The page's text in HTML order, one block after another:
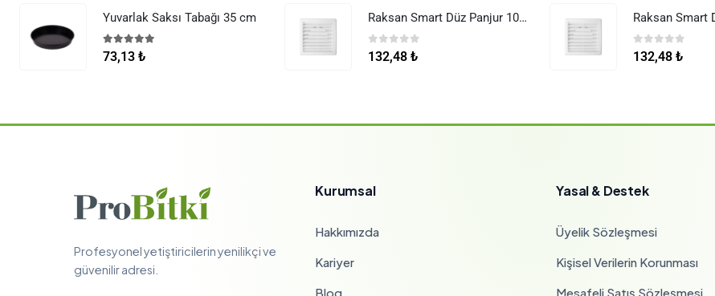
Yuvarlak Saksı Tabağı 35 cm
5.00 5 üzerinden
73,13 ₺
Raksan Smart Düz Panjur 100 mm Sinek Telli
0 5 üzerinden
132,48 ₺ 0 5 üzerinden
132,48 ₺
Profesyonel yetiştiricilerin yenilikçi ve
güvenilir adresi.
Kurumsal
Hakkımızda
Kariyer
Blog
Yasal & Destek
Üyelik Sözleşmesi
Kişisel Verilerin Korunması
Mesafeli Satış Sözleşmesi